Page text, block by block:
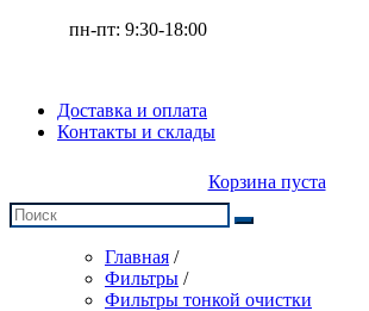
пн-пт: 9:30-18:00
Доставка и оплата
Контакты и склады
Корзина пуста
Главная /
Фильтры /
Фильтры тонкой очистки